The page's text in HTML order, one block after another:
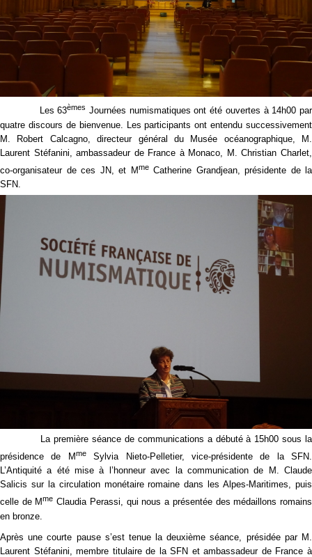
Les 63èmes Journées numismatiques ont été ouvertes à 14h00 par
quatre discours de bienvenue. Les participants ont entendu successivement
M. Robert Calcagno, directeur général du Musée océanographique, M.
Laurent Stéfanini, ambassadeur de France à Monaco, M. Christian Charlet,
co-organisateur de ces JN, et MmeCatherine Grandjean, présidente de la
SFN.
La première séance de communications a débuté à 15h00 sous la
présidence de MmeSylvia Nieto-Pelletier, vice-présidente de la SFN.
L’Antiquité a été mise à l’honneur avec la communication de M. Claude
Salicis sur la circulation monétaire romaine dans les Alpes-Maritimes, puis
celle de Mme Claudia Perassi, qui nous a présentée des médaillons romains
en bronze.
Après une courte pause s’est tenue la deuxième séance, présidée par M.
Laurent Stéfanini, membre titulaire de la SFN et ambassadeur de France à